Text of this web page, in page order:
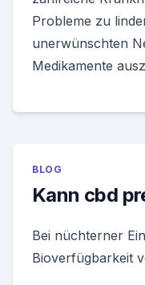
Probleme zu
unerwünschten
Medikamente
BLOG
Kann cbd
Bei nüchterner
Bioverfügbarkeit